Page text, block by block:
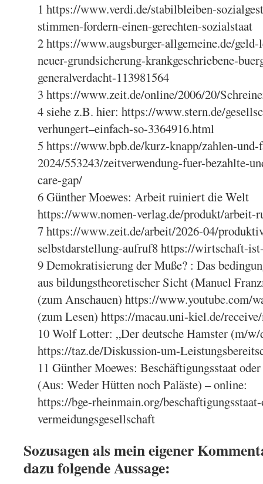
1 https://www.verdi.de/stabilbleiben-
stimmen-fordern-einen-gerechten-sozialstaat
2 https://www.augsburger-allgemeine.de/
neuer-grundsicherung-krankgeschriebene-
generalverdacht-113981564
3 https://www.zeit.de/online/2006/20/
4 siehe z.B. hier: https://www.stern.de/
verhungert–einfach-so-3364916.html
5 https://www.bpb.de/kurz-knapp/zahlen-
2024/553243/zeitverwendung-fuer-bezahlte-
care-gap/
6 Günther Moewes: Arbeit ruiniert die Welt
https://www.nomen-verlag.de/produkt/
7 https://www.zeit.de/arbeit/2026-04/
selbstdarstellung-aufruf8 https://wirtschaft-
9 Demokratisierung der Muße? : Das
aus bildungstheoretischer Sicht (Manuel
(zum Anschauen) https://www.youtube.com/
(zum Lesen) https://macau.uni-kiel.de/
10 Wolf Lotter: „Der deutsche Hamster (m/w/
https://taz.de/Diskussion-um-
11 Günther Moewes: Beschäftigungsstaat
(Aus: Weder Hütten noch Paläste) – online:
https://bge-rheinmain.org/
vermeidungsgesellschaft
Sozusagen als mein eigener
dazu folgende Aussage: